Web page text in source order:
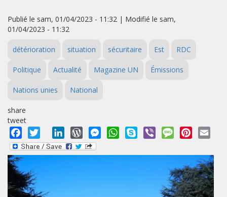
Publié le sam, 01/04/2023 - 11:32 | Modifié le sam,
01/04/2023 - 11:32
détérioration situation sécuritaire Est RDC
Politique Actualité Magazine UN Émissions
Nations unies National
share
tweet
Facebook
Twitter LinkedInWordPressMessengerWhatsApp
Skype Viber MessagePinterest